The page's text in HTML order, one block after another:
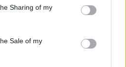
Sharing of my
Sale of mya kitermelési üzletág
Az üzletág EBITDA-ja